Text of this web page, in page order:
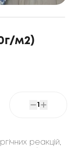
м2)
1
реакцій,